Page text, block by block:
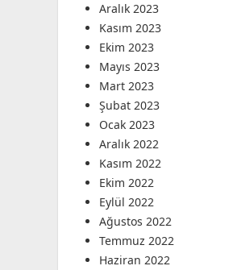
Aralık 2023
Kasım 2023
Ekim 2023
Mayıs 2023
Mart 2023
Şubat 2023
Ocak 2023
Aralık 2022
Kasım 2022
Ekim 2022
Eylül 2022
Ağustos 2022
Temmuz 2022
Haziran 2022